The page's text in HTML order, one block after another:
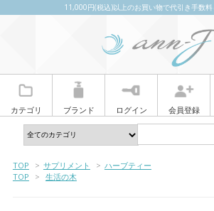
11,000円(税込)以上のお買い物で代引き手数料
カテゴリ ブランド ログイン 会員登録
TOP > サプリメント > ハーブティー
TOP
> 生活の木